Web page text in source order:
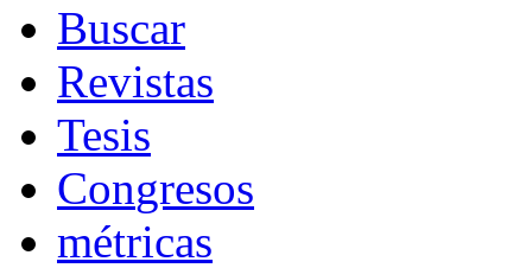
Buscar
Revistas
Tesis
Congresos
métricas